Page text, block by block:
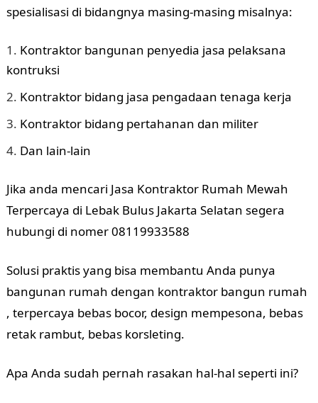
spesialisasi di bidangnya masing-masing misalnya:
Kontraktor bangunan penyedia jasa pelaksana
kontruksi
Kontraktor bidang jasa pengadaan tenaga kerja
Kontraktor bidang pertahanan dan militer
Dan lain-lain
Jika anda mencari Jasa Kontraktor Rumah Mewah
Terpercaya di Lebak Bulus Jakarta Selatan segera
hubungi di nomer 08119933588
Solusi praktis yang bisa membantu Anda punya
bangunan rumah dengan kontraktor bangun rumah
, terpercaya bebas bocor, design mempesona, bebas
retak rambut, bebas korsleting.
Apa Anda sudah pernah rasakan hal-hal seperti ini?